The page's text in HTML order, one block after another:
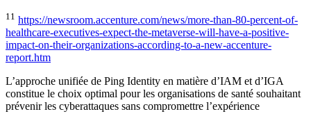
11 https://newsroom.accenture.com/news/more-than-80-percent-of-
healthcare-executives-expect-the-metaverse-will-have-a-positive-
impact-on-their-organizations-according-to-a-new-accenture-
report.htm
L’approche unifiée de Ping Identity en matière d’IAM et d’IGA
constitue le choix optimal pour les organisations de santé souhaitant
prévenir les cyberattaques sans compromettre l’expérience